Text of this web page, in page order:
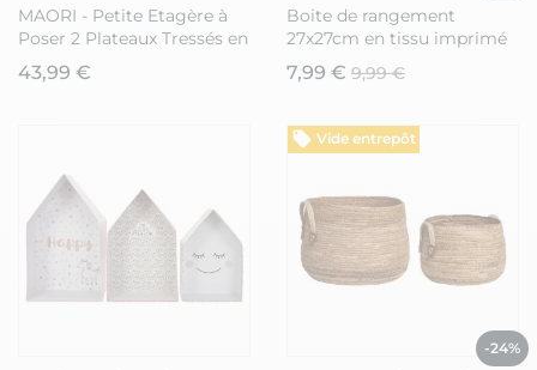
MAORI - Petite Etagère à
Poser 2 Plateaux Tressés en
Jacinthe Support en Métal
Noir
43,99 €
Boite de rangement
27x27cm en tissu imprimé
"Open" - OLEG
7,99 € 9,99 €
Vide entrepôt
-24%